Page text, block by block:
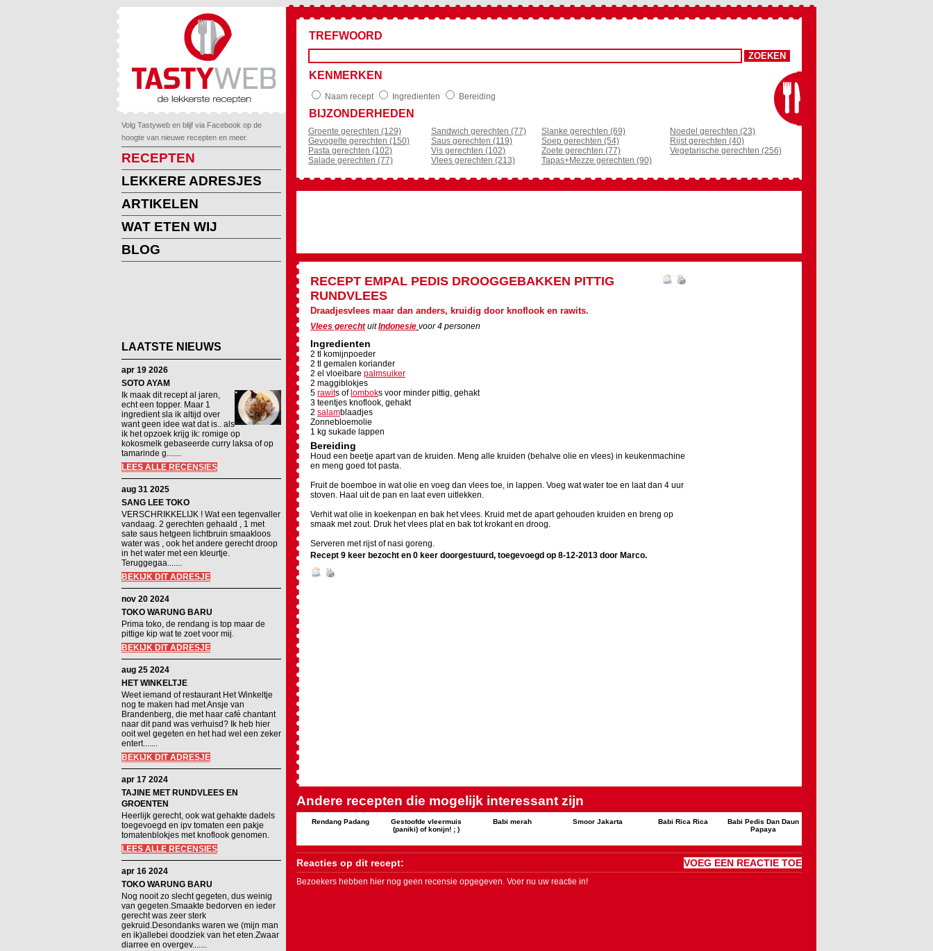
Volg Tastyweb en blijf via Facebook op de
hoogte van nieuwe recepten en meer.
RECEPTEN
LEKKERE ADRESJES
ARTIKELEN
WAT ETEN WIJ
BLOG
LAATSTE NIEUWS
apr 19 2026
SOTO AYAM
Ik maak dit recept al jaren,
echt een topper. Maar 1
ingredient sla ik altijd over
want geen idee wat dat is.. als
ik het opzoek krijg ik: romige op
kokosmelk gebaseerde curry laksa of op
tamarinde g.......
LEES ALLE RECENSIES
aug 31 2025
SANG LEE TOKO
VERSCHRIKKELIJK ! Wat een tegenvaller
vandaag. 2 gerechten gehaald , 1 met
sate saus hetgeen lichtbruin smaakloos
water was , ook het andere gerecht droop
in het water met een kleurtje.
Teruggegaa.......
BEKIJK DIT ADRESJE
nov 20 2024
TOKO WARUNG BARU
Prima toko, de rendang is top maar de
pittige kip wat te zoet voor mij.
BEKIJK DIT ADRESJE
aug 25 2024
HET WINKELTJE
Weet iemand of restaurant Het Winkeltje
nog te maken had met Ansje van
Brandenberg, die met haar café chantant
naar dit pand was verhuisd? Ik heb hier
ooit wel gegeten en het had wel een zeker
entert.......
BEKIJK DIT ADRESJE
apr 17 2024
TAJINE MET RUNDVLEES EN
GROENTEN
Heerlijk gerecht, ook wat gehakte dadels
toegevoegd en ipv tomaten een pakje
tomatenblokjes met knoflook genomen.
LEES ALLE RECENSIES
apr 16 2024
TOKO WARUNG BARU
Nog nooit zo slecht gegeten, dus weinig
van gegeten.Smaakte bedorven en ieder
gerecht was zeer sterk
gekruid.Desondanks waren we (mijn man
en ik)allebei doodziek van het eten.Zwaar
diarree en overgev.......
TREFWOORD
KENMERKEN
Naam recept Ingredienten Bereiding
BIJZONDERHEDEN
Groente gerechten (129)
Gevogelte gerechten (150)
Pasta gerechten (102)
Salade gerechten (77)
Sandwich gerechten (77)
Saus gerechten (119)
Vis gerechten (102)
Vlees gerechten (213)
Slanke gerechten (69)
Soep gerechten (54)
Zoete gerechten (77)
Tapas+Mezze gerechten (90)
Noedel gerechten (23)
Rijst gerechten (40)
Vegetarische gerechten (256)
RECEPT EMPAL PEDIS DROOGGEBAKKEN PITTIG
RUNDVLEES
Draadjesvlees maar dan anders, kruidig door knoflook en rawits.
Vlees gerechtuitIndonesie voor4 personen
Ingredienten
2 tl komijnpoeder
2 tl gemalen koriander
2 el vloeibare palmsuiker
2 maggiblokjes
5 rawits of lomboks voor minder pittig, gehakt
3 teentjes knoflook, gehakt
2 salamblaadjes
Zonnebloemolie
1 kg sukade lappen
Bereiding
Houd een beetje apart van de kruiden. Meng alle kruiden (behalve olie en vlees) in keukenmachine
en meng goed tot pasta.
Fruit de boemboe in wat olie en voeg dan vlees toe, in lappen. Voeg wat water toe en laat dan 4 uur
stoven. Haal uit de pan en laat even uitlekken.
Verhit wat olie in koekenpan en bak het vlees. Kruid met de apart gehouden kruiden en breng op
smaak met zout. Druk het vlees plat en bak tot krokant en droog.
Serveren met rijst of nasi goreng.
Recept 9 keer bezocht en 0 keer doorgestuurd, toegevoegd op 8-12-2013 door Marco.
Andere recepten die mogelijk interessant zijn
Rendang Padang
Gestoofde vleermuis
(paniki) of konijn! ; )
Babi merah Smoor Jakarta Babi Rica Rica
Babi Pedis Dan Daun
Papaya
Reacties op dit recept: VOEG EEN REACTIE TOE
Bezoekers hebben hier nog geen recensie opgegeven. Voer nu uw reactie in!